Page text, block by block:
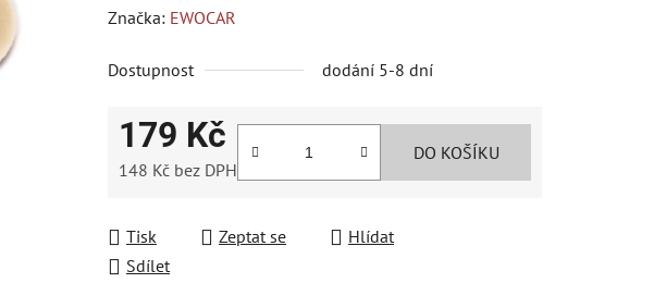
hodnocení
je
Značka: EWOCAR
Dostupnost dodání 5-8 dní
179 Kč
148 Kč bez DPH
DO KOŠÍKU
Tisk Zeptat se
Hlídat
Sdílet